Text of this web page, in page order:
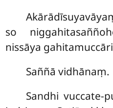
so
nissāya
Saññā vidhānaṃ.
Sandhi vuccate-